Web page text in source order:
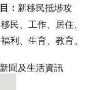
： 新移民抵埗攻
民、工作、居住、
利、生育、教育。
聞及生活資訊